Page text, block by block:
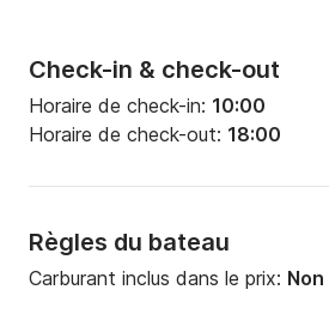
Check-in & check-out
Horaire de check-in: 10:00
Horaire de check-out: 18:00
Règles du bateau
Carburant inclus dans le prix: Non